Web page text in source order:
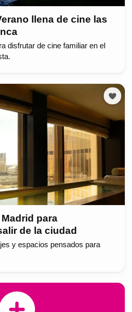
llena de cine las
disfrutar de cine familiar en el
para
de la ciudad
y espacios pensados para